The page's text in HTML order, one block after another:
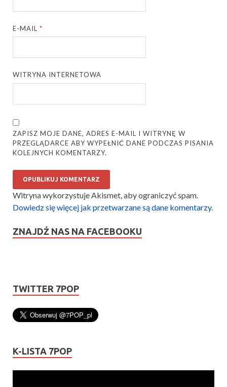
E-MAIL*
WITRYNA INTERNETOWA
ZAPISZ MOJE DANE, ADRES E-MAIL I WITRYNĘ W
PRZEGLĄDARCE ABY WYPEŁNIĆ DANE PODCZAS PISANIA
KOLEJNYCH KOMENTARZY.
Witryna wykorzystuje Akismet, aby ograniczyć spam.
Dowiedz się więcej jak przetwarzane są dane komentarzy.
ZNAJDŹ NAS NA FACEBOOKU
TWITTER 7POP
K-LISTA 7POP